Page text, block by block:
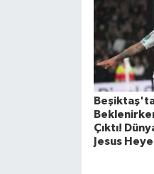
Çıktı!
Jesus